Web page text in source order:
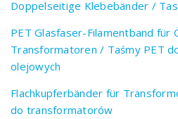
Doppelseitige Klebebänder /
PET Glasfaser-Filamentband für
Transformatoren / Taśmy PET
olejowych
Flachkupferbänder für
do transformatorów